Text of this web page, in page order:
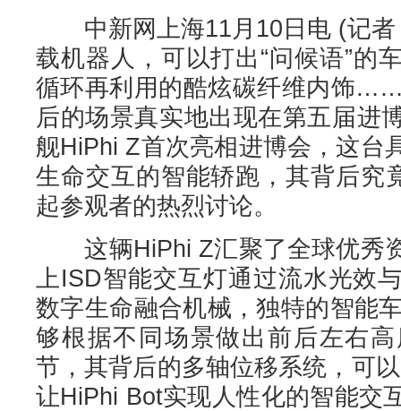
中新网上海11月10日电 (记者
载机器人，可以打出“问候语”的
循环再利用的酷炫碳纤维内饰
后的场景真实地出现在第五届进
舰HiPhi Z首次亮相进博会，这台
生命交互的智能轿跑，其背后究
起参观者的热烈讨论。
这辆HiPhi Z汇聚了全球优秀
上ISD智能交互灯通过流水光效
数字生命融合机械，独特的智能
够根据不同场景做出前后左右
节，其背后的多轴位移系统，可
让HiPhi Bot实现人性化的智能交